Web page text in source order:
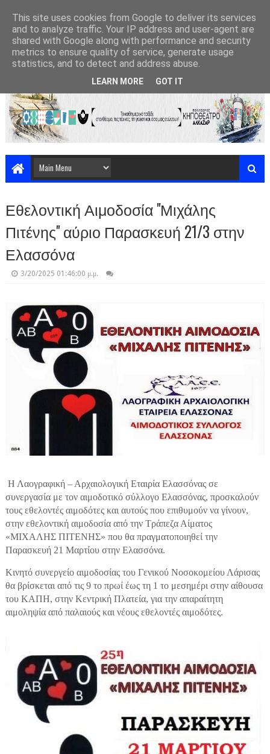
Εθελοντική Αιμοδοσία ''Μιχάλης
Πιτένης'' αύριο Παρασκευή 21/3 στην
Ελασσόνα
3/20/2025 01:46:00 μ.μ.
Η Λαογραφική – Αρχαιολογική Εταιρία Ελασσόνας σε
συνεργασία με τον αιμοδοτικό σύλλογο Ελασσόνας, προσκαλούν
τους εθελοντές αιμοδότες και αυτούς που επιθυμούν να γίνουν,
στην εθελοντική αιμοδοσία από την Τράπεζα Αίματος
«ΜΙΧΑΛΗΣ ΠΙΤΕΝΗΣ» που θα πραγματοποιηθεί την
Παρασκευή 21 Μαρτίου στην Ελασσόνα.
Κινητό συνεργείο αιμοδοσίας του Γενικού Νοσοκομείου Λάρισας
θα βρίσκεται από τις 9 το πρωί έως τη 1 το μεσημέρι στην αίθουσα
του ΚΑΠΗ, στην Κεντρική Πλατεία, για την απαραίτητη
αιμοληψία από παλαιούς και νέους εθελοντές αιμοδότες.
This site uses cookies from Google to deliver its services
and to analyze traffic. Your IP address and user-agent are
shared with Google along with performance and security
metrics to ensure quality of service, generate usage
statistics, and to detect and address abuse.
LEARN MORE GOT IT